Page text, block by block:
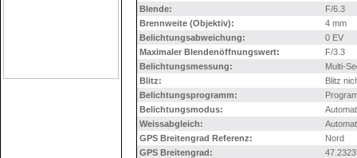
Blende:
F/6.3
Brennweite (Objektiv):
4 mm
Belichtungsabweichung:
0 EV
Maximaler Blendenöffnungswert:
F/3.3
Belichtungsmessung:
Multi-
Blitz:
Blitz
Belichtungsprogramm:
Belichtungsmodus:
Weissabgleich:
GPS Breitengrad Referenz:
Nord
GPS Breitengrad: